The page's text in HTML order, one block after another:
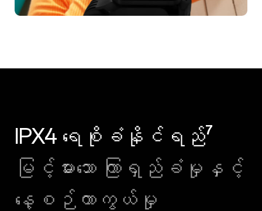
IPX4 ရေစိုခံနိုင်ရည်⁷
မြင့်မားသော ကြာရှည်ခံမှုနှင့်
နေ့စဉ်ကာကွယ်မှု